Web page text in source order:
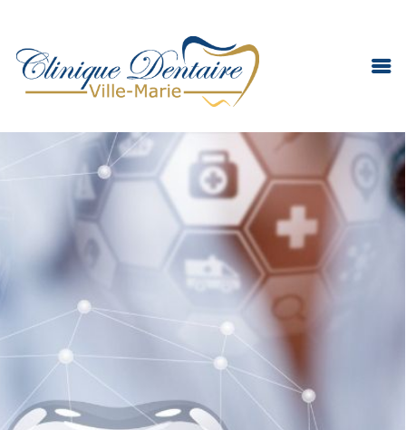
ACCUEIL
URGENCE DENTAIRE
CLINIQUE
ÉQUIPE
SERVICES
INFORMATIONS
CARRIÈRE
CONTACT
FRANÇAIS